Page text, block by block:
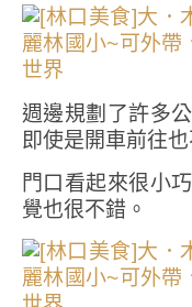
週邊規劃了許多
即使是開車前往
門口看起來很小
覺也很不錯。